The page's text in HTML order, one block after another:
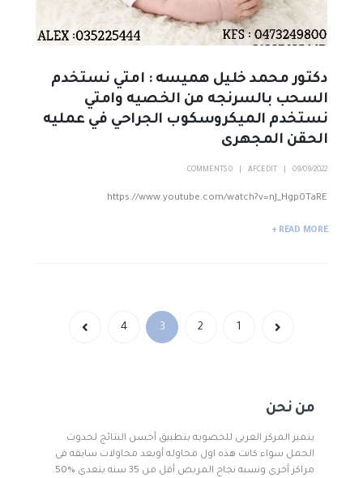
دكتور محمد خليل هميسه : امتي نستخدم
السحب بالسرنجه من الخصيه وامتي
نستخدم الميكروسكوب الجراحي في عمليه
الحقن المجهرى
09/09/2022
AFCEDIT
0 COMMENTS
https://www.youtube.com/watch?v=nJ_Hgp0TaRE
READ MORE +
1
2
3
4
من نحن
يتميز المركز العربى للخصوبه بتطبيق أحسن النتائج لحدوث
الحمل سواء كانت هذه اول محاوله أوبعد محاولات سابقه فى
مراكز أخرى ونسبه نجاح المريض أقل من 35 سنه يتعدى %50.